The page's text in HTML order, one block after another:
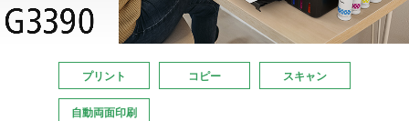
プリント コピー スキャン
自動両面印刷